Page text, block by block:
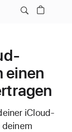
einen
iCloud-
deinem